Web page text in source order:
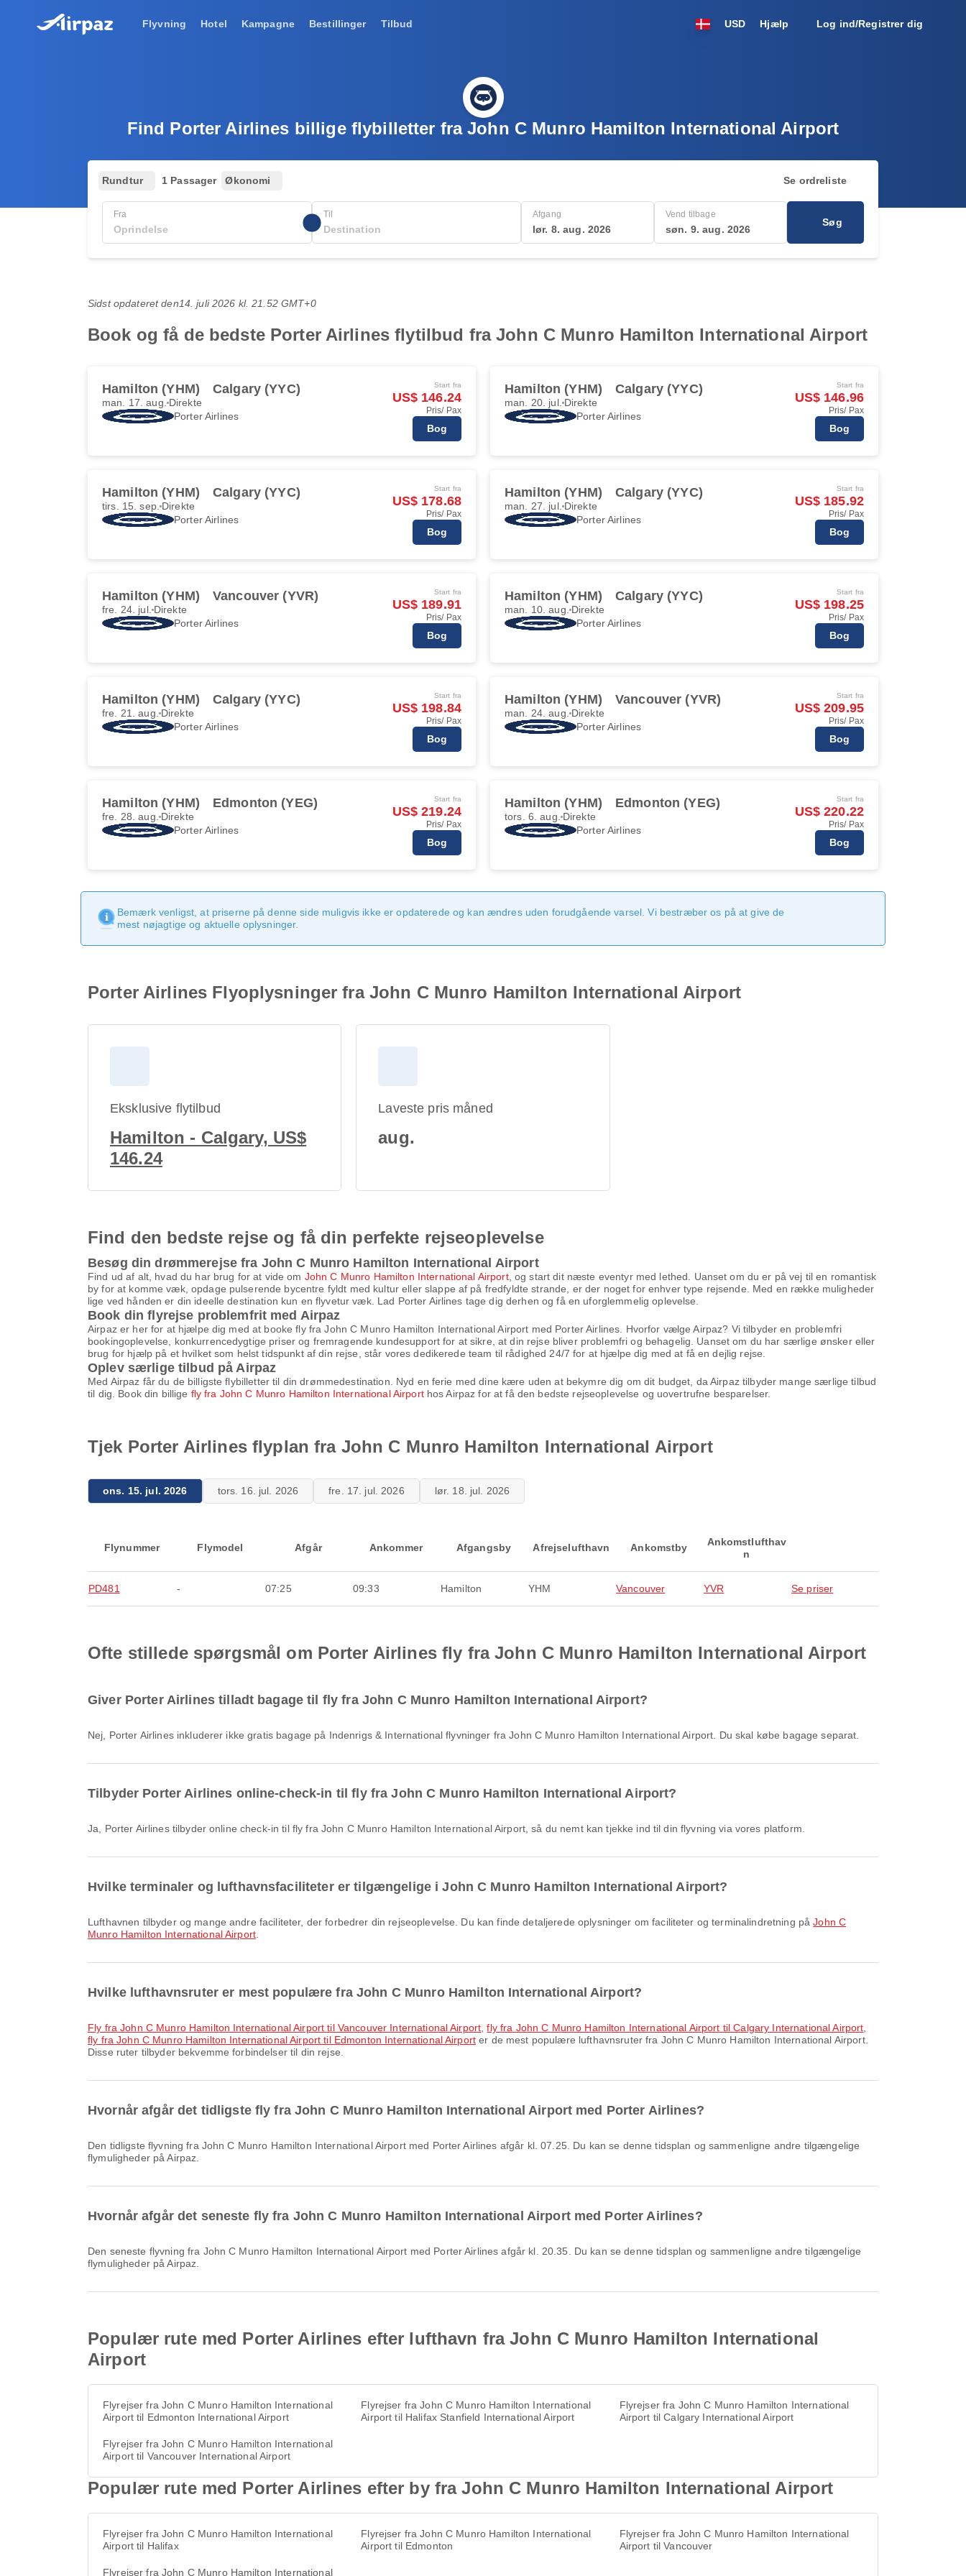
Flyvning Hotel Kampagne Bestillinger Tilbud USD Hjælp Log ind/Registrer dig
Find Porter Airlines billige flybilletter fra John C Munro Hamilton International Airport
Rundtur 1 Passager Økonomi Se ordreliste
Fra Til Afgang
lør. 8. aug. 2026
Vend tilbage
søn. 9. aug. 2026
Søg
Sidst opdateret den14. juli 2026 kl. 21.52 GMT+0
Book og få de bedste Porter Airlines flytilbud fra John C Munro Hamilton International Airport
Hamilton (YHM) Calgary (YYC)
man. 17. aug. Direkte
Porter Airlines
Start fra
US$ 146.24
Pris/ Pax
Bog
Hamilton (YHM) Calgary (YYC)
man. 20. jul. Direkte
Porter Airlines
Start fra
US$ 146.96
Pris/ Pax
Bog
Hamilton (YHM) Calgary (YYC)
tirs. 15. sep. Direkte
Porter Airlines
Start fra
US$ 178.68
Pris/ Pax
Bog
Hamilton (YHM) Calgary (YYC)
man. 27. jul. Direkte
Porter Airlines
Start fra
US$ 185.92
Pris/ Pax
Bog
Hamilton (YHM) Vancouver (YVR)
fre. 24. jul. Direkte
Porter Airlines
Start fra
US$ 189.91
Pris/ Pax
Bog
Hamilton (YHM) Calgary (YYC)
man. 10. aug. Direkte
Porter Airlines
Start fra
US$ 198.25
Pris/ Pax
Bog
Hamilton (YHM) Calgary (YYC)
fre. 21. aug. Direkte
Porter Airlines
Start fra
US$ 198.84
Pris/ Pax
Bog
Hamilton (YHM) Vancouver (YVR)
man. 24. aug. Direkte
Porter Airlines
Start fra
US$ 209.95
Pris/ Pax
Bog
Hamilton (YHM) Edmonton (YEG)
fre. 28. aug. Direkte
Porter Airlines
Start fra
US$ 219.24
Pris/ Pax
Bog
Hamilton (YHM) Edmonton (YEG)
tors. 6. aug. Direkte
Porter Airlines
Start fra
US$ 220.22
Pris/ Pax
Bog
Bemærk venligst, at priserne på denne side muligvis ikke er opdaterede og kan ændres uden forudgående varsel. Vi bestræber os på at give de
mest nøjagtige og aktuelle oplysninger.
Porter Airlines Flyoplysninger fra John C Munro Hamilton International Airport
Eksklusive flytilbud
Hamilton - Calgary, US$
146.24
Laveste pris måned
aug.
Find den bedste rejse og få din perfekte rejseoplevelse
Besøg din drømmerejse fra John C Munro Hamilton International Airport
Find ud af alt, hvad du har brug for at vide om John C Munro Hamilton International Airport, og start dit næste eventyr med lethed. Uanset om du er på vej til en romantisk
by for at komme væk, opdage pulserende bycentre fyldt med kultur eller slappe af på fredfyldte strande, er der noget for enhver type rejsende. Med en række muligheder
lige ved hånden er din ideelle destination kun en flyvetur væk. Lad Porter Airlines tage dig derhen og få en uforglemmelig oplevelse.
Book din flyrejse problemfrit med Airpaz
Airpaz er her for at hjælpe dig med at booke fly fra John C Munro Hamilton International Airport med Porter Airlines. Hvorfor vælge Airpaz? Vi tilbyder en problemfri
bookingoplevelse, konkurrencedygtige priser og fremragende kundesupport for at sikre, at din rejse bliver problemfri og behagelig. Uanset om du har særlige ønsker eller
brug for hjælp på et hvilket som helst tidspunkt af din rejse, står vores dedikerede team til rådighed 24/7 for at hjælpe dig med at få en dejlig rejse.
Oplev særlige tilbud på Airpaz
Med Airpaz får du de billigste flybilletter til din drømmedestination. Nyd en ferie med dine kære uden at bekymre dig om dit budget, da Airpaz tilbyder mange særlige tilbud
til dig. Book din billige fly fra John C Munro Hamilton International Airporthos Airpaz for at få den bedste rejseoplevelse og uovertrufne besparelser.
Tjek Porter Airlines flyplan fra John C Munro Hamilton International Airport
ons. 15. jul. 2026 tors. 16. jul. 2026 fre. 17. jul. 2026 lør. 18. jul. 2026
Flynummer Flymodel Afgår Ankommer Afgangsby Afrejselufthavn Ankomstby
Ankomstlufthav
n
PD481 - 07:25 09:33 Hamilton YHM Vancouver YVR Se priser
Ofte stillede spørgsmål om Porter Airlines fly fra John C Munro Hamilton International Airport
Giver Porter Airlines tilladt bagage til fly fra John C Munro Hamilton International Airport?
Nej, Porter Airlines inkluderer ikke gratis bagage på Indenrigs & International flyvninger fra John C Munro Hamilton International Airport. Du skal købe bagage separat.
Tilbyder Porter Airlines online-check-in til fly fra John C Munro Hamilton International Airport?
Ja, Porter Airlines tilbyder online check-in til fly fra John C Munro Hamilton International Airport, så du nemt kan tjekke ind til din flyvning via vores platform.
Hvilke terminaler og lufthavnsfaciliteter er tilgængelige i John C Munro Hamilton International Airport?
Lufthavnen tilbyder og mange andre faciliteter, der forbedrer din rejseoplevelse. Du kan finde detaljerede oplysninger om faciliteter og terminalindretning påJohn C
Munro Hamilton International Airport
Hvilke lufthavnsruter er mest populære fra John C Munro Hamilton International Airport?
fly fra John C Munro Hamilton International Airport til Vancouver International Airport ,fly fra John C Munro Hamilton International Airport til Calgary International Airport
fly fra John C Munro Hamilton International Airport til Edmonton International Airport er de mest populære lufthavnsruter fra John C Munro Hamilton International Airport.
Disse ruter tilbyder bekvemme forbindelser til din rejse.
Hvornår afgår det tidligste fly fra John C Munro Hamilton International Airport med Porter Airlines?
Den tidligste flyvning fra John C Munro Hamilton International Airport med Porter Airlines afgår kl. 07.25. Du kan se denne tidsplan og sammenligne andre tilgængelige
flymuligheder på Airpaz.
Hvornår afgår det seneste fly fra John C Munro Hamilton International Airport med Porter Airlines?
Den seneste flyvning fra John C Munro Hamilton International Airport med Porter Airlines afgår kl. 20.35. Du kan se denne tidsplan og sammenligne andre tilgængelige
flymuligheder på Airpaz.
Populær rute med Porter Airlines efter lufthavn fra John C Munro Hamilton International
Airport
Flyrejser fra John C Munro Hamilton International
Airport til Edmonton International Airport
Flyrejser fra John C Munro Hamilton International
Airport til Halifax Stanfield International Airport
Flyrejser fra John C Munro Hamilton International
Airport til Calgary International Airport
Flyrejser fra John C Munro Hamilton International
Airport til Vancouver International Airport
Populær rute med Porter Airlines efter by fra John C Munro Hamilton International Airport
Flyrejser fra John C Munro Hamilton International
Airport til Halifax
Flyrejser fra John C Munro Hamilton International
Airport til Edmonton
Flyrejser fra John C Munro Hamilton International
Airport til Vancouver
Flyrejser fra John C Munro Hamilton International